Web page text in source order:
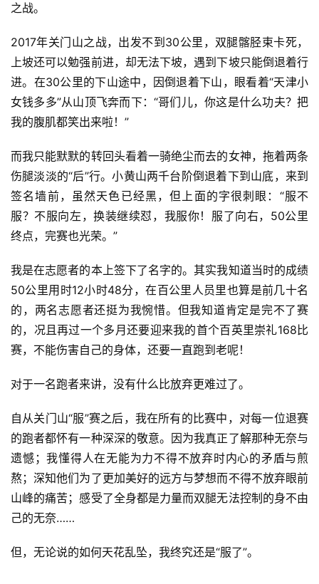
之战。
2017年关门山之战，出发不到30公里，双腿髂胫束卡死，
上坡还可以勉强前进，却无法下坡，遇到下坡只能倒退着行
进。在30公里的下山途中，因倒退着下山，眼看着“天津小
女钱多多”从山顶飞奔而下：“哥们儿，你这是什么功夫？把
我的腹肌都笑出来啦！”
而我只能默默的转回头看着一骑绝尘而去的女神，拖着两条
伤腿淡淡的“后”行。小黄山两千台阶倒退着下到山底，来到
签名墙前，虽然天色已经黑，但上面的字很刺眼：“服不
服？不服向左，换装继续怼，我服你！服了向右，50公里
终点，完赛也光荣。”
我是在志愿者的本上签下了名字的。其实我知道当时的成绩
50公里用时12小时48分，在百公里人员里也算是前几十名
的，两名志愿者还挺为我惋惜。但我知道肯定是完不了赛
的，况且再过一个多月还要迎来我的首个百英里崇礼168比
赛，不能伤害自己的身体，还要一直跑到老呢！
对于一名跑者来讲，没有什么比放弃更难过了。
自从关门山“服”赛之后，我在所有的比赛中，对每一位退赛
的跑者都怀有一种深深的敬意。因为我真正了解那种无奈与
遗憾；我懂得人在无能为力不得不放弃时内心的矛盾与煎
熬；深知他们为了更加美好的远方与梦想而不得不放弃眼前
山峰的痛苦；感受了全身都是力量而双腿无法控制的身不由
己的无奈……
但，无论说的如何天花乱坠，我终究还是“服了”。